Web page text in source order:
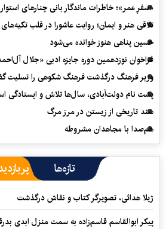
«سفرِ عمر»؛ خاطرات ماندگار بانی چنارهای
تلاقی هنر و ایمان؛ روایت عاشورا در قلب
حسین پناهی هنوز خوانده می‌شود
فراخوان نوزدهمین دوره جایزه ادبی «جلال
وزیر فرهنگ درگذشت فرهنگ شکوهی را تسلیت
پشت نام دولت‌آبادی، سال‌ها تلاش و ایستادگی
سند تاریخی از زیستن در مرز مرگ
هم‌صدا با مجاهدان مشروطه
تازه‌ها
ژیلا هدائی، تصویرگر کتاب و نقاش درگذشت
پیکر ابوالقاسم قاسم‌زاده به سمت منزل ابدی